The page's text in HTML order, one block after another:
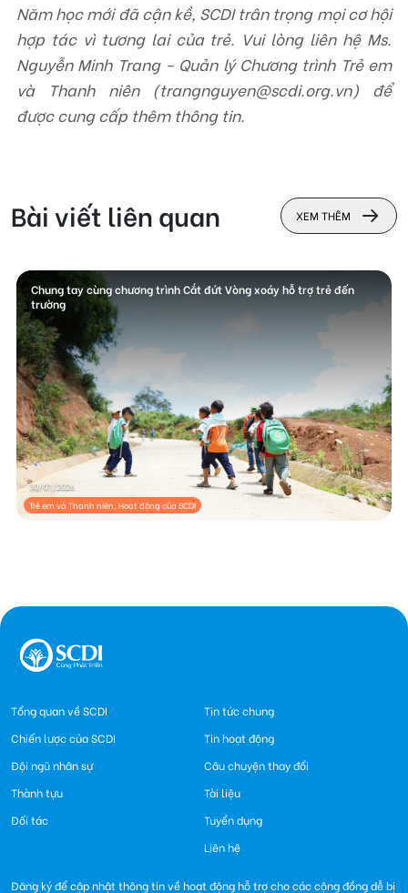
Năm học mới đã cận kề, SCDI trân trọng mọi cơ hội
hợp tác vì tương lai của trẻ. Vui lòng liên hệ Ms.
Nguyễn Minh Trang - Quản lý Chương trình Trẻ em
và Thanh niên (trangnguyen@scdi.org.vn) để
được cung cấp thêm thông tin.
Bài viết liên quan XEM THÊM
Chung tay cùng chương trình Cắt đứt Vòng xoáy hỗ trợ trẻ đến
trường
30/07/2026
Trẻ em và Thanh niên, Hoạt động của SCDI
Tổng quan về SCDI
Chiến lược của SCDI
Đội ngũ nhân sự
Thành tựu
Đối tác
Tin tức chung
Tin hoạt động
Câu chuyện thay đổi
Tài liệu
Tuyển dụng
Liên hệ
Đăng ký để cập nhật thông tin về hoạt động hỗ trợ cho các cộng đồng dễ bị